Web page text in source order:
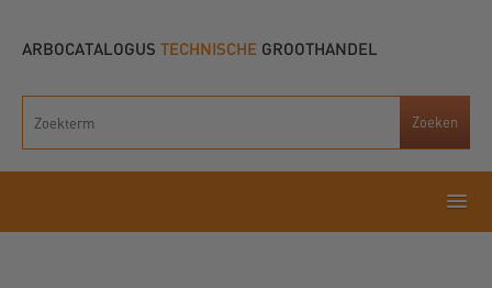
ARBOCATALOGUS TECHNISCHE GROOTHANDEL